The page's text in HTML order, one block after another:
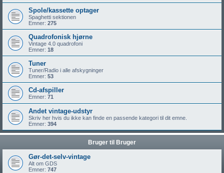
Spole/kassette optager
Spaghetti sektionen
Emner: 275
Quadrofonisk hjørne
Vintage 4.0 quadrofoni
Emner: 18
Tuner
Tuner/Radio i alle afskygninger
Emner: 53
Cd-afspiller
Emner: 71
Andet vintage-udstyr
Skriv her hvis du ikke kan finde en passende kategori til dit emne.
Emner: 394
Bruger til Bruger
Gør-det-selv-vintage
Alt om GDS
Emner: 747